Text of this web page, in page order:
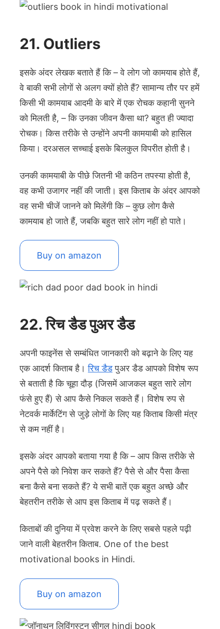
21. Outliers
इसके अंदर लेखक बताते हैं कि – वे लोग जो कामयाब होते हैं,
वे बाकी सभी लोगों से अलग क्यों होते हैं? सामान्य तौर पर हमें
किसी भी कामयाब आदमी के बारे में एक रोचक कहानी सुनने
को मिलती है, – कि उनका जीवन कैसा था? बहुत ही ज्यादा
रोचक। किस तरीके से उन्होंने अपनी कामयाबी को हासिल
किया। दरअसल सच्चाई इसके बिलकुल विपरीत होती है।
उनकी कामयाबी के पीछे जितनी भी कठिन तपस्या होती है,
वह कभी उजागर नहीं की जाती। इस किताब के अंदर आपको
वह सभी चीजें जानने को मिलेंगी कि – कुछ लोग कैसे
कामयाब हो जाते हैं, जबकि बहुत सारे लोग नहीं हो पाते।
Buy on amazon
22. रिच डैड पुअर डैड
अपनी फाइनेंस से सम्बंधित जानकारी को बढ़ाने के लिए यह
एक आदर्श किताब है।रिच डैडपुअर डैड आपको विशेष रूप
से बताती है कि चूहा दौड़ (जिसमें आजकल बहुत सारे लोग
फंसे हुए हैं) से आप कैसे निकल सकते हैं। विशेष रुप से
नेटवर्क मार्केटिंग से जुड़े लोगों के लिए यह किताब किसी मंत्र
से कम नहीं है।
इसके अंदर आपको बताया गया है कि – आप किस तरीके से
अपने पैसे को निवेश कर सकते हैं? पैसे से और पैसा कैसा
बना कैसे बना सकते हैं? ये सभी बातें एक बहुत अच्छे और
बेहतरीन तरीके से आप इस किताब में पढ़ सकते हैं।
किताबों की दुनिया में प्रवेश करने के लिए सबसे पहले पढ़ी
जाने वाली बेहतरीन किताब. One of the best
motivational books in Hindi.
Buy on amazon